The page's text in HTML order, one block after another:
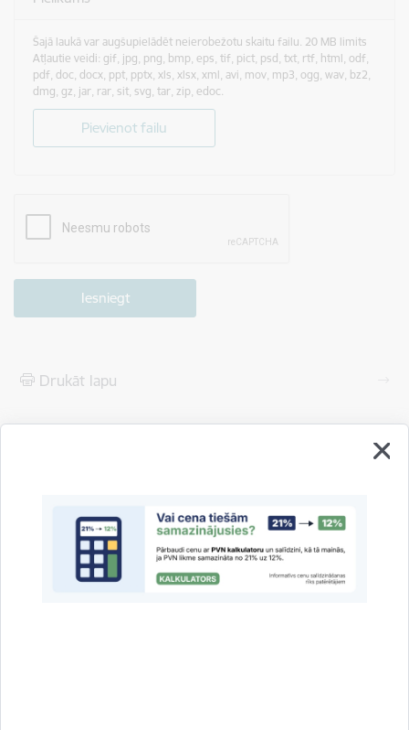
Šajā laukā var augšupielādēt neierobežotu skaitu failu. 20 MB limits
Atļautie veidi: gif, jpg, png, bmp, eps, tif, pict, psd, txt, rtf, html, odf,
pdf, doc, docx, ppt, pptx, xls, xlsx, xml, avi, mov, mp3, ogg, wav, bz2,
dmg, gz, jar, rar, sit, svg, tar, zip, edoc.
Pievienot failu
Drukāt lapu